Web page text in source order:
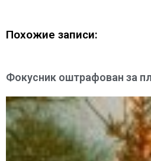
Похожие записи:
Фокусник оштрафован за